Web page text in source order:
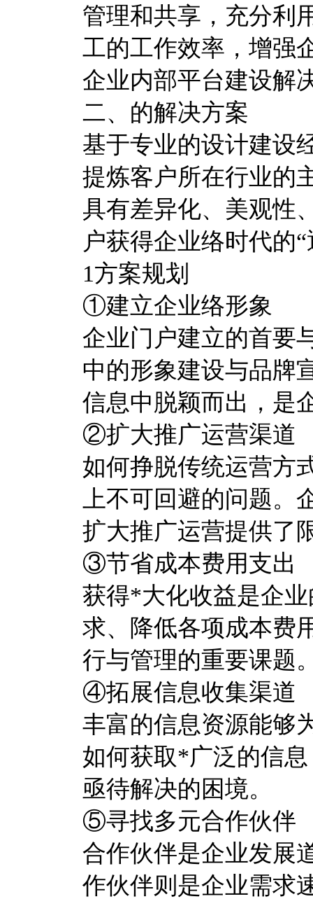
管理和共享，充分利
工的工作效率，增强
企业内部平台建设解
二、的解决方案
基于专业的设计建设
提炼客户所在行业的
具有差异化、美观性
户获得企业络时代的
1方案规划
①建立企业络形象
企业门户建立的首要
中的形象建设与品牌
信息中脱颖而出，是
②扩大推广运营渠道
如何挣脱传统运营方
上不可回避的问题
扩大推广运营提供了
③节省成本费用支出
获得*大化收益是企
求、降低各项成本费
行与管理的重要课题
④拓展信息收集渠道
丰富的信息资源能够
如何获取*广泛的信
亟待解决的困境。
⑤寻找多元合作伙伴
合作伙伴是企业发展
作伙伴则是企业需求